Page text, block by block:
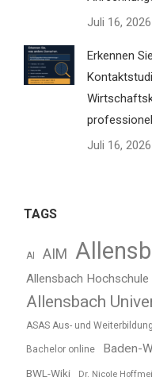
Juli 16, 2026
Erkennen
Juli 16, 2026
TAGS
AI AIM
Allensbach
Allensbach
ASAS Aus- und
Bachelor online Baden-
BWL-Wiki Dr. Nicole